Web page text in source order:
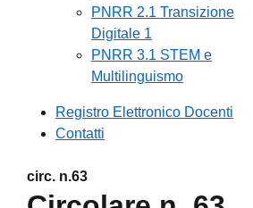
PNRR 2.1 Transizione
Digitale 1
PNRR 3.1 STEM e
Multilinguismo
Registro Elettronico Docenti
Contatti
circ. n.63